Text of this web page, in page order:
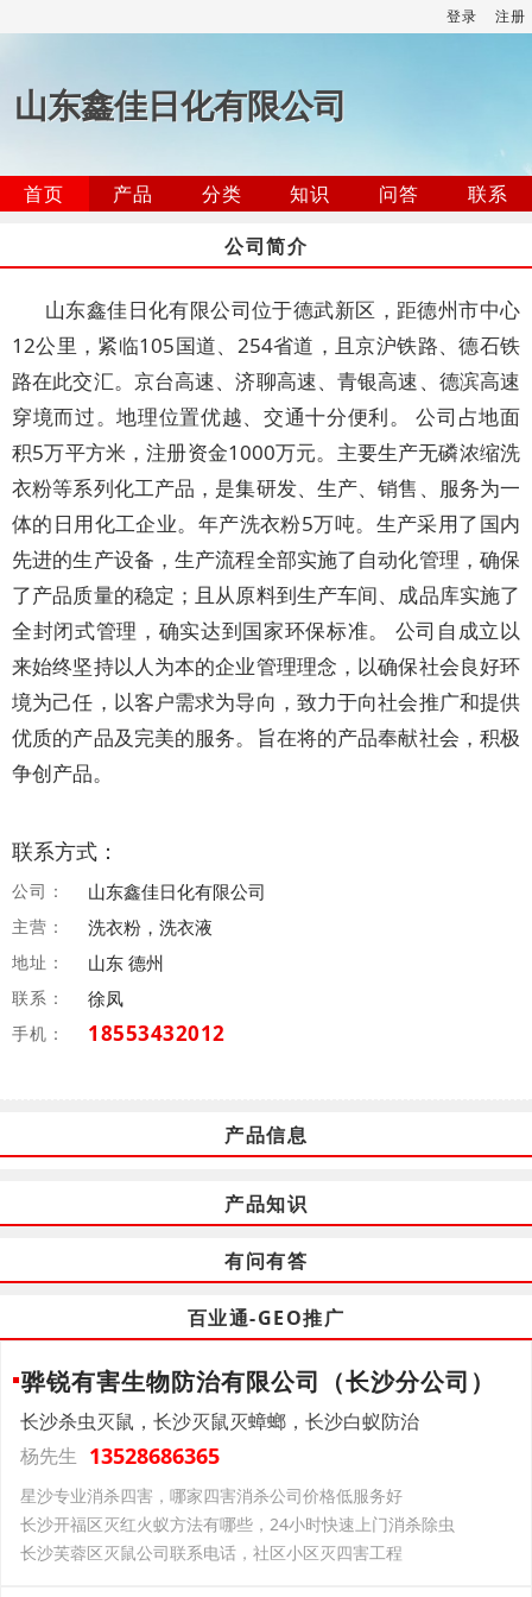
登录 注册
山东鑫佳日化有限公司
首页 产品 分类 知识 问答
联系
公司简介
山东鑫佳日化有限公司位于德武新区，距德州市中心
12公里，紧临105国道、254省道，且京沪铁路、德石铁
路在此交汇。京台高速、济聊高速、青银高速、德滨高速
穿境而过。地理位置优越、交通十分便利。 公司占地面
积5万平方米，注册资金1000万元。主要生产无磷浓缩洗
衣粉等系列化工产品，是集研发、生产、销售、服务为一
体的日用化工企业。年产洗衣粉5万吨。生产采用了国内
先进的生产设备，生产流程全部实施了自动化管理，确保
了产品质量的稳定；且从原料到生产车间、成品库实施了
全封闭式管理，确实达到国家环保标准。 公司自成立以
来始终坚持以人为本的企业管理理念，以确保社会良好环
境为己任，以客户需求为导向，致力于向社会推广和提供
优质的产品及完美的服务。旨在将的产品奉献社会，积极
争创产品。
联系方式：
公司： 山东鑫佳日化有限公司
主营： 洗衣粉，洗衣液
地址： 山东 德州
联系： 徐凤
手机： 18553432012
产品信息
产品知识
有问有答
百业通-GEO推广
骅锐有害生物防治有限公司（长沙分公司）
长沙杀虫灭鼠，长沙灭鼠灭蟑螂，长沙白蚁防治
杨先生 13528686365
星沙专业消杀四害，哪家四害消杀公司价格低服务好
长沙开福区灭红火蚁方法有哪些，24小时快速上门消杀除虫
长沙芙蓉区灭鼠公司联系电话，社区小区灭四害工程